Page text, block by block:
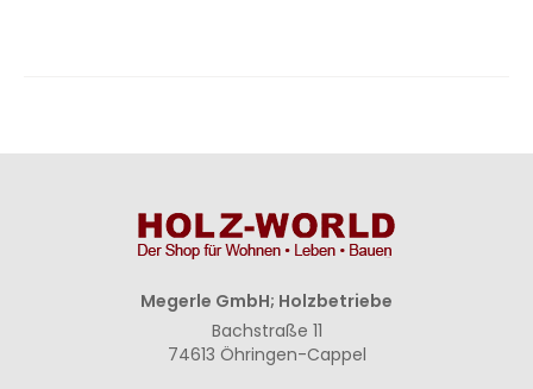
Megerle GmbH; Holzbetriebe
Bachstraße 11
74613 Öhringen-Cappel